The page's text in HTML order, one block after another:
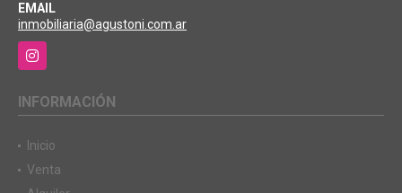
EMAIL
inmobiliaria@agustoni.com.ar
Instagram
INFORMACIÓN
Inicio
Venta